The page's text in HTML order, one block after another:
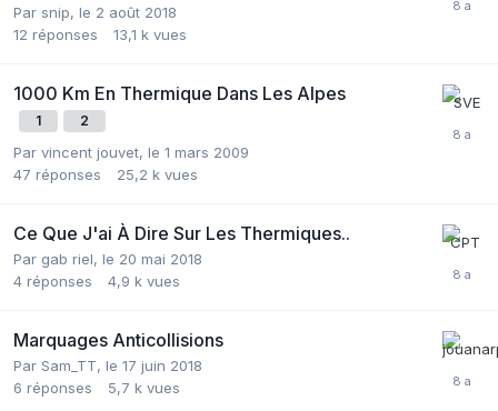
Par snip, le 2 août 2018
12 réponses 13,1 k vues
1000 Km En Thermique Dans Les Alpes
1 2
Par vincent jouvet, le 1 mars 2009
47 réponses 25,2 k vues
Ce Que J'ai À Dire Sur Les Thermiques..
Par gab riel, le 20 mai 2018
4 réponses 4,9 k vues
Marquages Anticollisions
Par Sam_TT, le 17 juin 2018
6 réponses 5,7 k vues